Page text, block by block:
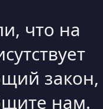
что на
закон,
нам.